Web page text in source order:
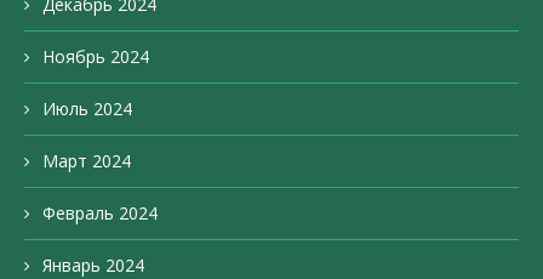
Ноябрь 2024
Июль 2024
Март 2024
Февраль 2024
Январь 2024